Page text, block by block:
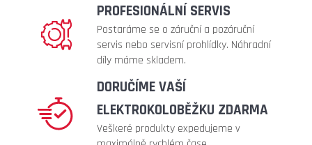
PROFESIONÁLNÍ SERVIS
Postaráme se o záruční a pozáruční
servis nebo servisní prohlídky. Náhradní
díly máme skladem.
DORUČÍME VAŠÍ
ELEKTROKOLOBĚŽKU ZDARMA
Veškeré produkty expedujeme v